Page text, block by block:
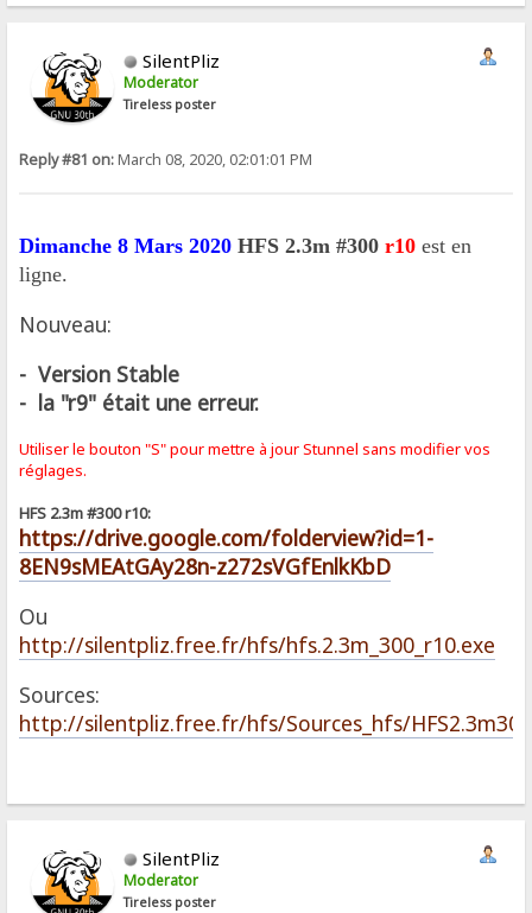
SilentPliz
Moderator
Tireless poster
Reply #81 on:March 08, 2020, 02:01:01 PM
Dimanche 8 Mars 2020 HFS 2.3m #300 r10 est en
ligne.
Nouveau:
- Version Stable
- la "r9" était une erreur.
Utiliser le bouton "S" pour mettre à jour Stunnel sans modifiervos
réglages.
HFS 2.3m #300 r10:
https://drive.google.com/folderview?id=1-
8EN9sMEAtGAy28n-z272sVGfEnlkKbD
Ou
http://silentpliz.free.fr/hfs/hfs.2.3m_300_r10.exe
Sources:
http://silentpliz.free.fr/hfs/Sources_hfs/
SilentPliz
Moderator
Tireless poster